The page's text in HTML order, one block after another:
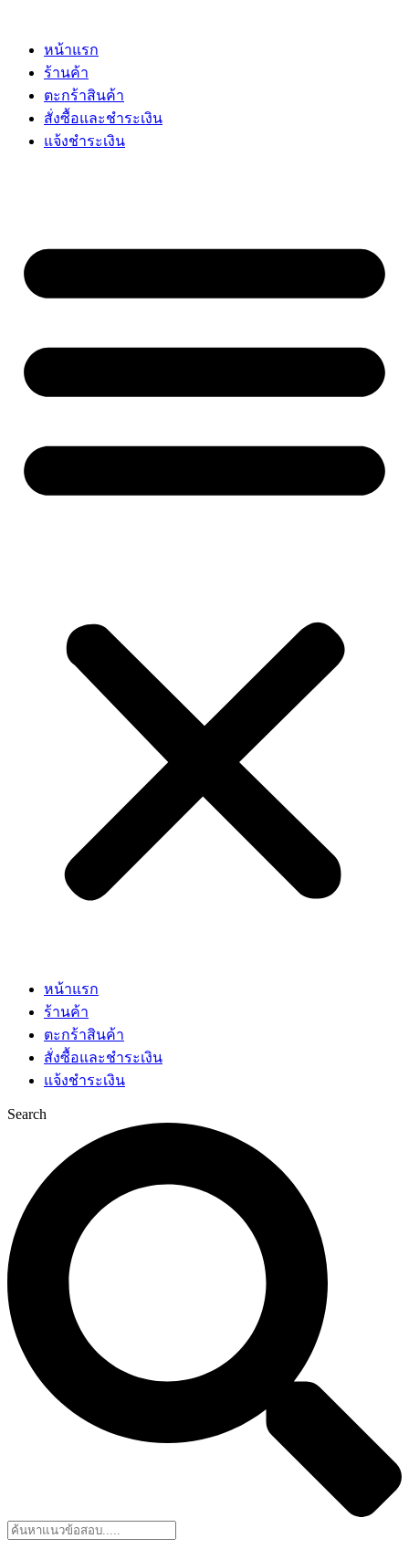
contentหน้าแรก
ร้านค้า
ตะกร้าสินค้า
สั่งซื้อและชำระเงิน
แจ้งชำระเงิน
หน้าแรก
ร้านค้า
ตะกร้าสินค้า
สั่งซื้อและชำระเงิน
แจ้งชำระเงิน
Search